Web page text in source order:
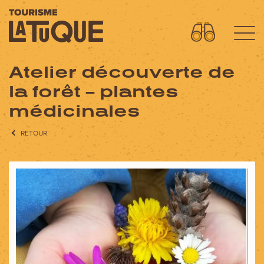
Menu
L'aventure commence ici
OÙ DORMIR?
QUOI FAIRE?
AVENTURES
FORFAITS SPECTACLES
CIRCUITS MOTO
Atelier découverte de
la forêt – plantes
médicinales
RETOUR